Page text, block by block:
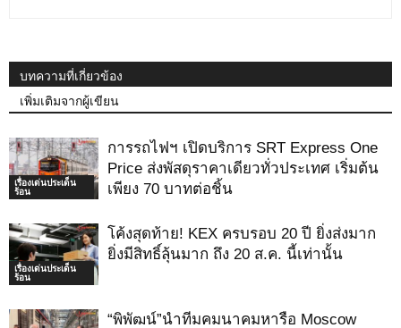
บทความที่เกี่ยวข้อง
เพิ่มเติมจากผู้เขียน
เรื่องเด่นประเด็น
ร้อน
การรถไฟฯ เปิดบริการ SRT Express One
Price ส่งพัสดุราคาเดียวทั่วประเทศ เริ่มต้น
เพียง 70 บาทต่อชิ้น
เรื่องเด่นประเด็น
ร้อน
โค้งสุดท้าย! KEX ครบรอบ 20 ปี ยิ่งส่งมาก
ยิ่งมีสิทธิ์ลุ้นมาก ถึง 20 ส.ค. นี้เท่านั้น
“พิพัฒน์”นำทีมคมนาคมหารือ Moscow